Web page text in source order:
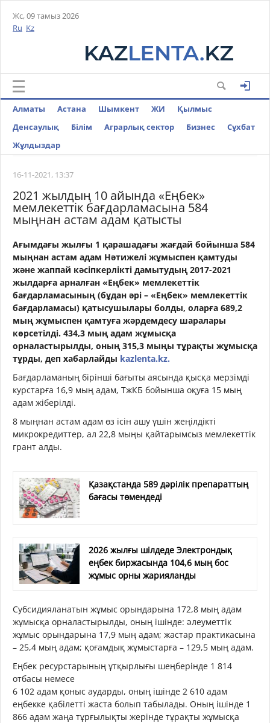
Жс, 09 тамыз 2026
Ru Kz
Алматы Астана Шымкент ЖИ
Қылмыс
Денсаулық
Білім Аграрлық сектор Бизнес
Cұхбат
Жұлдыздар
16-11-2021, 13:37
2021 жылдың 10 айында «Еңбек»
мемлекеттік бағдарламасына 584
мыңнан астам адам қатысты
Ағымдағы жылғы 1 қарашадағы жағдай бойынша 584
мыңнан астам адам Нәтижелі жұмыспен қамтуды
және жаппай кәсіпкерлікті дамытудың 2017-2021
жылдарға арналған «Еңбек» мемлекеттік
бағдарламасының (бұдан әрі – «Еңбек» мемлекеттік
бағдарламасы) қатысушылары болды, оларға 689,2
мың жұмыспен қамтуға жәрдемдесу шаралары
көрсетілді. 434,3 мың адам жұмысқа
орналастырылды, оның 315,3 мыңы тұрақты жұмысқа
тұрды, деп хабарлайды kazlenta.kz.
Бағдарламаның бірінші бағыты аясында қысқа мерзімді
курстарға 16,9 мың адам, ТжКБ бойынша оқуға 15 мың
адам жіберілді.
8 мыңнан астам адам өз ісін ашу үшін жеңілдікті
микрокредиттер, ал 22,8 мыңы қайтарымсыз мемлекеттік
грант алды.
Қазақстанда 589 дәрілік препараттың
бағасы төмендеді
2026 жылғы шілдеде Электрондық
еңбек биржасында 104,6 мың бос
жұмыс орны жарияланды
Субсидияланатын жұмыс орындарына 172,8 мың адам
жұмысқа орналастырылды, оның ішінде: әлеуметтік
жұмыс орындарына 17,9 мың адам; жастар практикасына
– 25,4 мың адам; қоғамдық жұмыстарға – 129,5 мың адам.
Еңбек ресурстарының ұтқырлығы шеңберінде 1 814
отбасы немесе
6 102 адам қоныс аударды, оның ішінде 2 610 адам
еңбекке қабілетті жаста болып табылады. Оның ішінде 1
866 адам жаңа тұрғылықты жерінде тұрақты жұмысқа